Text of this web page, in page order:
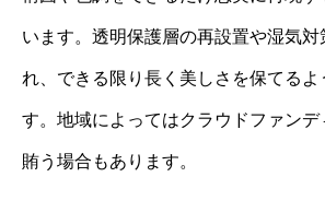
います。透明保護層の再設置や湿気
れ、できる限り長く美しさを保てるよ
す。地域によってはクラウドファンデ
賄う場合もあります。